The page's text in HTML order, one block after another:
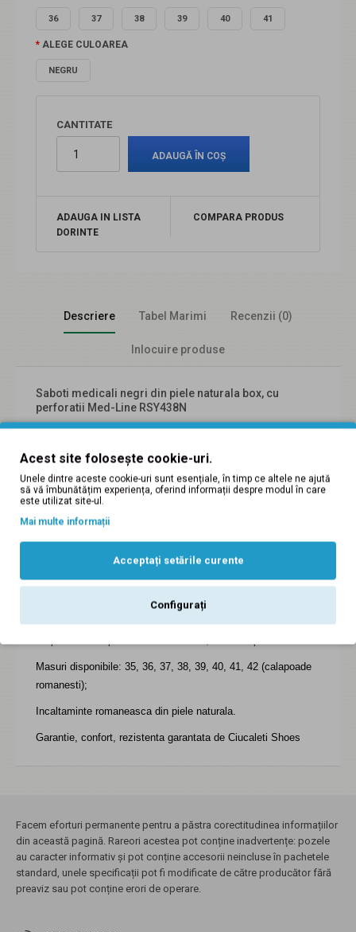
Acest site folosește cookie-uri.
Unele dintre aceste cookie-uri sunt esențiale, în timp ce altele ne ajută
să vă îmbunătățim experiența, oferind informații despre modul în care
este utilizat site-ul.
Mai multe informații
Acceptați setările curente
Configurați
36 37 38 39 40 41
ALEGE CULOAREA
NEGRU
CANTITATE
ADAUGA IN LISTA
DORINTE
COMPARA PRODUS
Descriere Tabel Marimi Recenzii (0)
Inlocuire produse
Saboti medicali negri din piele naturala box, cu
perforatii Med-Line RSY438N
Saboti lucrati manual din piele naturala;
Saboti comozi, se adreseaza in special cadrelor medicale si
personalului din industria alimentara.
Partea plantara are memorie, respecta forma
Masuri disponibile: 35, 36, 37, 38, 39, 40, 41, 42 (calapoade
romanesti);
Incaltaminte romaneasca din piele naturala.
Garantie, confort, rezistenta garantata de Ciucaleti Shoes
Facem eforturi permanente pentru a păstra corectitudinea informațiilor
din această pagină. Rareori acestea pot conține inadvertențe: pozele
au caracter informativ și pot conține accesorii neincluse în pachetele
standard, unele specificații pot fi modificate de către producător fără
preaviz sau pot conține erori de operare.